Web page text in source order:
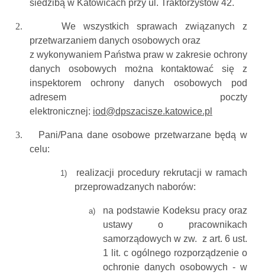
siedzibą w Katowicach przy ul. Traktorzystów 42.
2.
We wszystkich sprawach związanych z
przetwarzaniem danych osobowych oraz
z wykonywaniem Państwa praw w zakresie ochrony
danych osobowych można kontaktować się z
inspektorem ochrony danych osobowych pod
adresem poczty
elektronicznej: iod@dpszacisze.katowice.pl
3.
Pani/Pana dane osobowe przetwarzane będą w
celu:
1)
realizacji procedury rekrutacji w ramach
przeprowadzanych naborów:
a)
na podstawie Kodeksu pracy oraz
ustawy o pracownikach
samorządowych w zw. z art. 6 ust.
1 lit. c ogólnego rozporządzenie o
ochronie danych osobowych - w